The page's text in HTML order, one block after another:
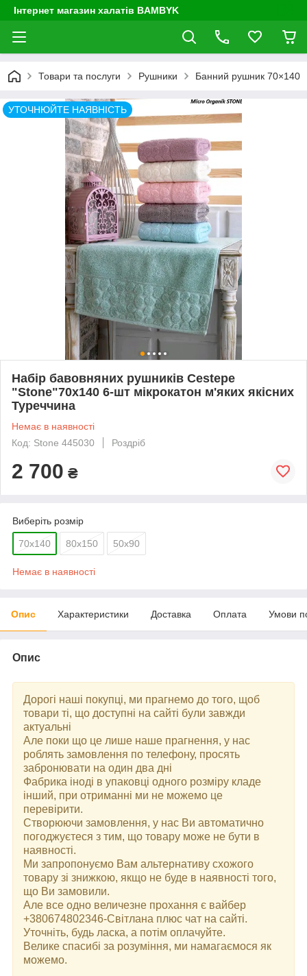
Інтернет магазин халатів BAMBYK
Товари та послуги Рушники Банний рушник 70×140
УТОЧНЮЙТЕ НАЯВНІСТЬ
Набір бавовняних рушників Cestepe
"Stone"70x140 6-шт мікрокатон м'яких якісних
Туреччина
Немає в наявності
Код: Stone 445030
Роздріб
2 700 ₴
Виберіть розмір
70x140 80x150 50x90
Немає в наявності
Опис Характеристики Доставка Оплата Умови
Опис
Дорогі наші покупці, ми прагнемо до того, щоб
товари ті, що доступні на сайті були завжди
актуальні
Але поки що це лише наше прагнення, у нас
роблять замовлення по телефону, просять
забронювати на один два дні
Фабрика іноді в упаковці одного розміру кладе
інший, при отриманні ми не можемо це
перевірити.
Створюючи замовлення, у нас Ви автоматично
погоджуєтеся з тим, що товару може не бути в
наявності.
Ми запропонуємо Вам альтернативу схожого
товару зі знижкою, якщо не буде в наявності того,
що Ви замовили.
Але все одно величезне прохання є вайбер
+380674802346-Світлана плюс чат на сайті.
Уточніть, будь ласка, а потім оплачуйте.
Велике спасибі за розуміння, ми намагаємося як
можемо.